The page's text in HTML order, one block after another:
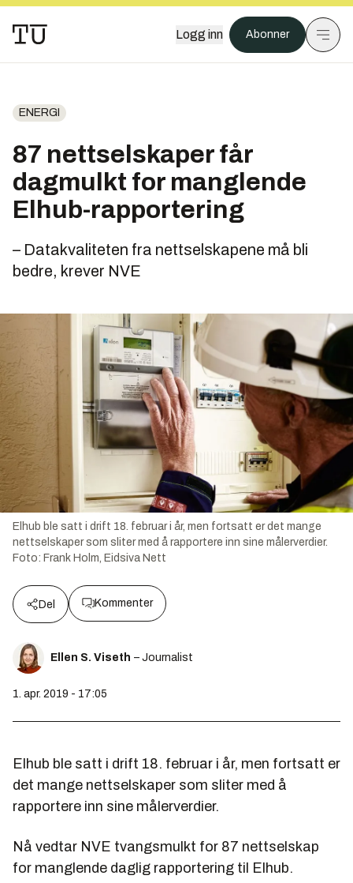
Logg inn Abonner
ENERGI
87 nettselskaper får
dagmulkt for manglende
Elhub-rapportering
– Datakvaliteten fra nettselskapene må bli
bedre, krever NVE
Elhub ble satt i drift 18. februar i år, men fortsatt er det mange
nettselskaper som sliter med å rapportere inn sine målerverdier.
Foto: Frank Holm, Eidsiva Nett
Del Kommenter
Ellen S. Viseth – Journalist
1. apr. 2019 - 17:05
Elhub ble satt i drift 18. februar i år, men fortsatt er
det mange nettselskaper som sliter med å
rapportere inn sine målerverdier.
Nå vedtar NVE tvangsmulkt for 87 nettselskap
for manglende daglig rapportering til Elhub.